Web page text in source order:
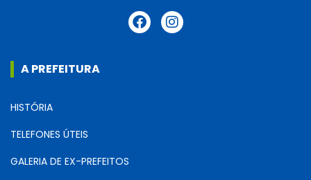
A PREFEITURA
HISTÓRIA
TELEFONES ÚTEIS
GALERIA DE EX-PREFEITOS